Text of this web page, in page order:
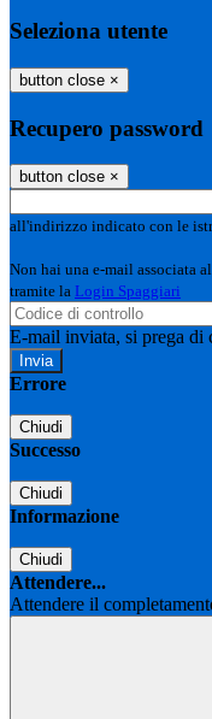
Seleziona utente
button close ×
Recupero password
button close ×
all'indirizzo indicato con le
Non hai una e-mail associata
tramite la Login Spaggiari
E-mail inviata, si prega di
Errore
Chiudi
Successo
Chiudi
Informazione
Chiudi
Attendere...
Attendere il